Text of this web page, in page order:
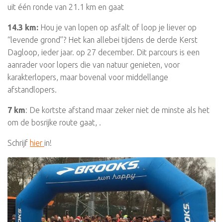
uit één ronde van 21.1 km en gaat
14.3 km: Hou je van lopen op asfalt of loop je liever op
“levende grond”? Het kan allebei tijdens de derde Kerst
Dagloop, ieder jaar. op 27 december. Dit parcours is een
aanrader voor lopers die van natuur genieten, voor
karakterlopers, maar bovenal voor middellange
afstandlopers.
7 km: De kortste afstand maar zeker niet de minste als het
om de bosrijke route gaat, .
Schrijf hier in!